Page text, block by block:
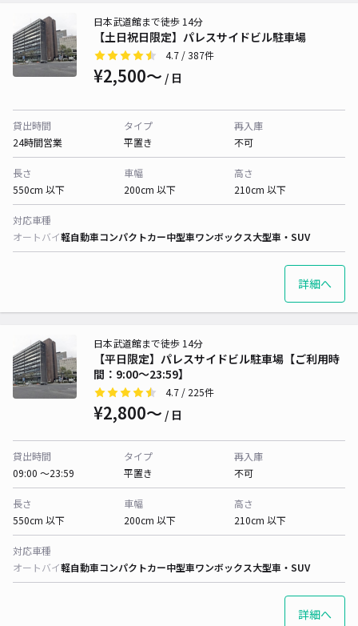
【土日祝日限定】パレスサイドビル駐車場
日本武道館まで徒歩 14分
4.7 / 387件
¥2,500〜 / 日
貸出時間
24時間営業
タイプ
平置き
再入庫
不可
長さ
550cm 以下
車幅
200cm 以下
高さ
210cm 以下
対応車種
オートバイ軽自動車コンパクトカー中型車ワンボックス大型車・SUV
詳細へ
【平日限定】パレスサイドビル駐車場【ご利用時
間：9:00～23:59】
日本武道館まで徒歩 14分
4.7 / 225件
¥2,800〜 / 日
貸出時間
09:00 〜23:59
タイプ
平置き
再入庫
不可
長さ
550cm 以下
車幅
200cm 以下
高さ
210cm 以下
対応車種
オートバイ軽自動車コンパクトカー中型車ワンボックス大型車・SUV
詳細へ